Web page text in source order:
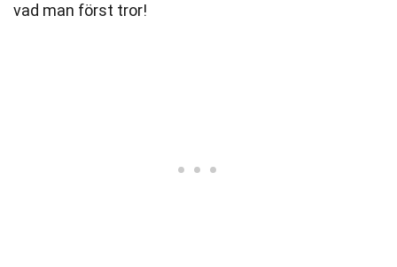
vad man först tror!